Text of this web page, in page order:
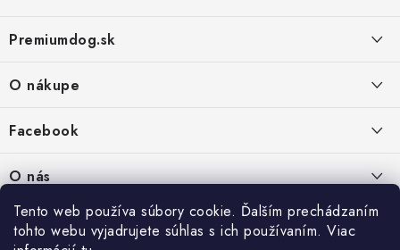
Tento web používa súbory cookie. Ďalším prechádzaním
tohto webu vyjadrujete súhlas s ich používaním. Viac
p
ä
Premiumdog.sk
PREDAJŇA:
Petőfiho 65
Štúrovo 943 01
O nákupe
Doprava a platba
Ochrana osobných údajov
Vrátanie tovaru
Facebook
O nás
Kontakty
Prečo nakúpiť u nás